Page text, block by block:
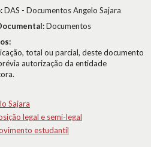
DAS - Documentos Angelo Sajara
Documentos
total ou parcial, deste documento
autorização da entidade
Sajara
legal e semi-legal
estudantil